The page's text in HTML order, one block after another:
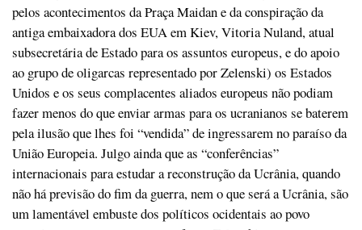
pelos acontecimentos da Praça Maidan e da conspiração da
antiga embaixadora dos EUA em Kiev, Vitoria Nuland, atual
subsecretária de Estado para os assuntos europeus, e do apoio
ao grupo de oligarcas representado por Zelenski) os Estados
Unidos e os seus complacentes aliados europeus não podiam
fazer menos do que enviar armas para os ucranianos se baterem
pela ilusão que lhes foi “vendida” de ingressarem no paraíso da
União Europeia. Julgo ainda que as “conferências”
internacionais para estudar a reconstrução da Ucrânia, quando
não há previsão do fim da guerra, nem o que será a Ucrânia, são
um lamentável embuste dos políticos ocidentais ao povo